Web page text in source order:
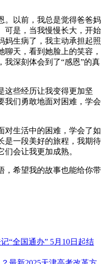
。以前，我总是觉得爸爸妈
可是，当我慢慢长大，开始
妈生病了，我主动承担起照
天，看到她脸上的笑容，
我深刻体会到了“感恩”的真
这些经历让我变得更加坚
我们勇敢地面对困难，学会
对生活中的困难，学会了如
是一段美好的旅程，我期待
会让我更加成熟。
，希望我的故事也能给你带
“全国通办” 5月10日起结